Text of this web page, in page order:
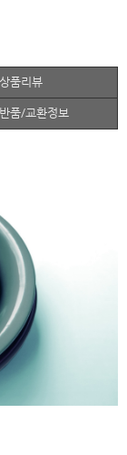
상품리뷰
품/교환정보